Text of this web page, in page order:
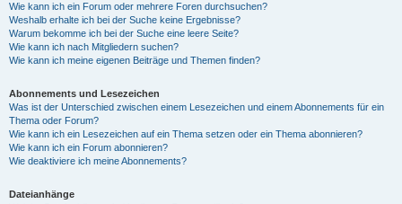
Wie kann ich ein Forum oder mehrere Foren durchsuchen?
Weshalb erhalte ich bei der Suche keine Ergebnisse?
Warum bekomme ich bei der Suche eine leere Seite?
Wie kann ich nach Mitgliedern suchen?
Wie kann ich meine eigenen Beiträge und Themen finden?
Abonnements und Lesezeichen
Was ist der Unterschied zwischen einem Lesezeichen und einem Abonnements für ein
Thema oder Forum?
Wie kann ich ein Lesezeichen auf ein Thema setzen oder ein Thema abonnieren?
Wie kann ich ein Forum abonnieren?
Wie deaktiviere ich meine Abonnements?
Dateianhänge